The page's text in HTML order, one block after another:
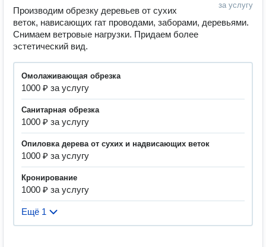
за услугу
Производим обрезку деревьев от сухих
веток, нависающих гат проводами, заборами, деревьями.
Снимаем ветровые нагрузки. Придаем более
эстетический вид.
Омолаживающая обрезка
1000 ₽ за услугу
Санитарная обрезка
1000 ₽ за услугу
Опиловка дерева от сухих и надвисающих веток
1000 ₽ за услугу
Кронирование
1000 ₽ за услугу
Ещё 1